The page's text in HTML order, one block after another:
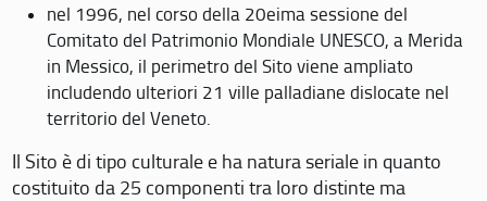
nel 1996, nel corso della 20eima sessione del
Comitato del Patrimonio Mondiale UNESCO, a Merida
in Messico, il perimetro del Sito viene ampliato
includendo ulteriori 21 ville palladiane dislocate nel
territorio del Veneto.
Il Sito è di tipo culturale e ha natura seriale in quanto
costituito da 25 componenti tra loro distinte ma